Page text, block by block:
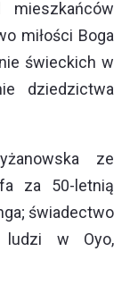
mieszkańców
miłości Boga
świeckich w
dziedzictwa
ze
za 50-letnią
świadectwo
ludzi w Oyo,